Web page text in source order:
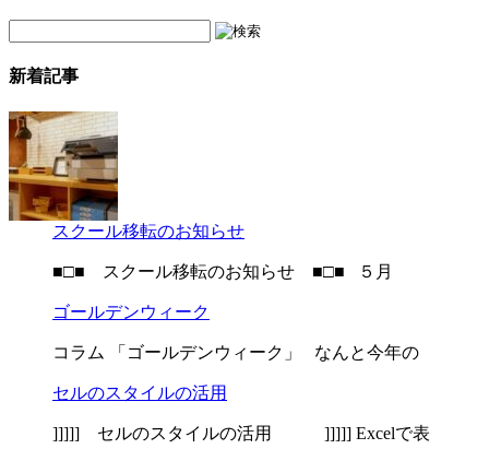
新着記事
スクール移転のお知らせ
■□■ スクール移転のお知らせ ■□■ ５月
ゴールデンウィーク
コラム 「ゴールデンウィーク」 なんと今年の
セルのスタイルの活用
]]]]] セルのスタイルの活用 ]]]]] Excelで表